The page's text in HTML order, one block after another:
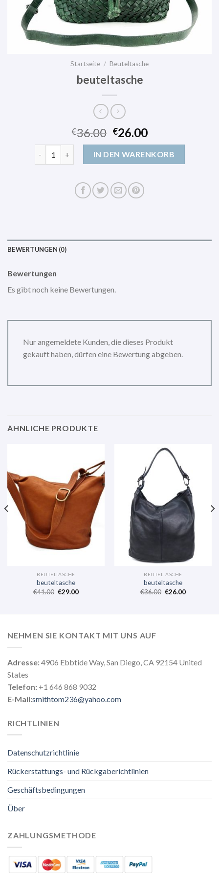
Startseite / Beuteltasche
beuteltasche
€36.00 €26.00
beuteltasche MengeIN DEN WARENKORB
BEWERTUNGEN (0)
Bewertungen
Es gibt noch keine Bewertungen.
Nur angemeldete Kunden, die dieses Produkt
gekauft haben, dürfen eine Bewertung abgeben.
ÄHNLICHE PRODUKTE
BEUTELTASCHE
beuteltasche
€41.00 €29.00
BEUTELTASCHE
beuteltasche
€36.00 €26.00
NEHMEN SIE KONTAKT MIT UNS AUF
Adresse:4906 Ebbtide Way, San Diego, CA 92154 United
States
Telefon: +1 646 868 9032
E-Mail:smithtom236@yahoo.com
RICHTLINIEN
Datenschutzrichtlinie
Rückerstattungs- und Rückgaberichtlinien
Geschäftsbedingungen
Über
ZAHLUNGSMETHODE